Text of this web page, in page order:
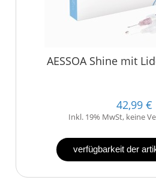
AESSOA Shine mit
42,99 €
Inkl. 19% MwSt, keine
verfügbarkeit der